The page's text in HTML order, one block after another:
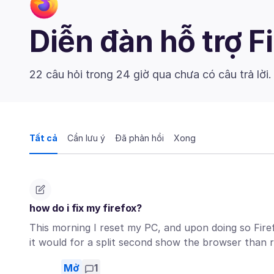
Diễn đàn hỗ trợ
22 câu hỏi trong 24 giờ qua chưa có câu trả lời.
Tất cả Cần lưu ý Đã phản hồi Xong
how do i fix my firefox?
This morning I reset my PC, and upon doing so
it would for a split second show the browser
Mở 1